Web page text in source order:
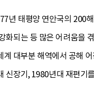
년 태평양 연안국의 200
화되는 등 많은 어려움을
대부분 해역에서 공해
장기, 1980년대 재편기